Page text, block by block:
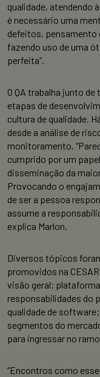
qualidade, atendendo
é necessário uma
defeitos, pensamento
fazendo uso de uma
perfeita”.
O QA trabalha junto
etapas de
cultura de qualidade.
desde a análise de
monitoramento.
cumprido por um
disseminação da
Provocando o
de ser a pessoa
assume a
explica Marlon.
Diversos tópicos
promovidos na
visão geral;
responsabilidades do
qualidade de
segmentos do
para ingressar no
“Encontros como